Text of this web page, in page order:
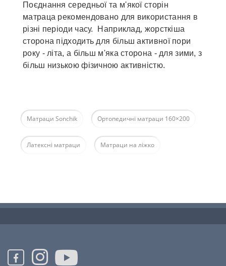
Поєднання середньої та м'якої сторін
матраца рекомендовано для використання в
різні періоди часу. Наприклад, жорсткіша
сторона підходить для більш активної пори
року - літа, а більш м'яка сторона - для зими, з
більш низькою фізичною активністю.
Матраци Sonchik Ортопедичні матраци 160×200
Латексні матраци Матраци на ліжко